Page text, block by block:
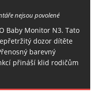
nejsou povolené
Baby Monitor N3. Tato
dozor dítěte
barevný
přináší klid rodičům